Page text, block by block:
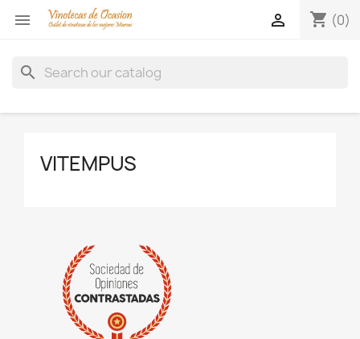
 shopping_cart (0)

search
VITEMPUS